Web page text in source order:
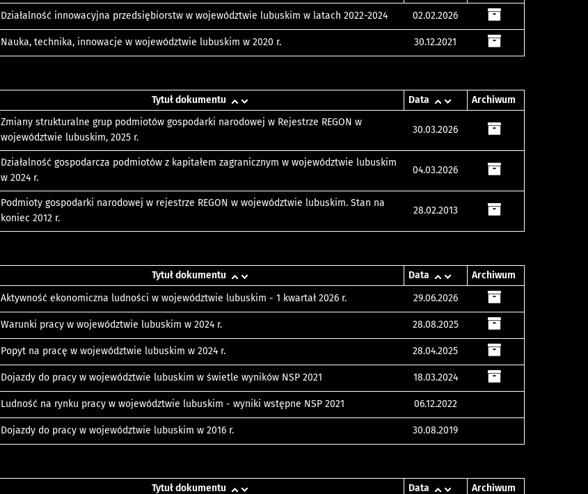
Działalność innowacyjna przedsiębiorstw w województwie lubuskim w latach 2022-2024 02.02.2026
Nauka, technika, innowacje w województwie lubuskim w 2020 r. 30.12.2021
Tytuł dokumentu Data Archiwum
Zmiany strukturalne grup podmiotów gospodarki narodowej w Rejestrze REGON w
województwie lubuskim, 2025 r.
30.03.2026
Działalność gospodarcza podmiotów z kapitałem zagranicznym w województwie lubuskim
w 2024 r.
04.03.2026
Podmioty gospodarki narodowej w rejestrze REGON w województwie lubuskim. Stan na
koniec 2012 r.
28.02.2013
Tytuł dokumentu Data
Archiwum
Aktywność ekonomiczna ludności w województwie lubuskim - 1 kwartał 2026 r. 29.06.2026
Warunki pracy w województwie lubuskim w 2024 r. 28.08.2025
Popyt na pracę w województwie lubuskim w 2024 r. 28.04.2025
Dojazdy do pracy w województwie lubuskim w świetle wyników NSP 2021 18.03.2024
Ludność na rynku pracy w województwie lubuskim - wyniki wstępne NSP 2021 06.12.2022
Dojazdy do pracy w województwie lubuskim w 2016 r. 30.08.2019
Tytuł dokumentu Data
Archiwum